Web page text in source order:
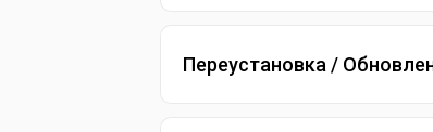
Переустановка /